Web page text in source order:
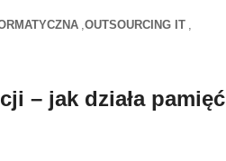
OUTSOURCING IT
– jak działa pamięć